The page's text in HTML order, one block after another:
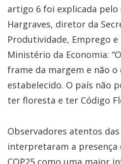
artigo 6 foi explicada pelo
Hargraves, diretor da
Produtividade, Emprego
Ministério da Economia:
frame da margem e não o
estabelecido. O país não
ter floresta e ter Código
Observadores atentos
interpretaram a presença
COP25 como uma maior